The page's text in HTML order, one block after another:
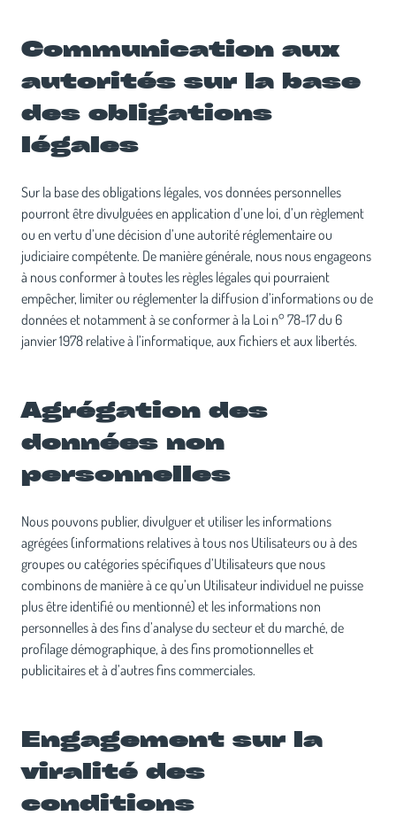
Communication aux
autorités sur la base
des obligations
légales
Sur la base des obligations légales, vos données personnelles
pourront être divulguées en application d’une loi, d’un règlement
ou en vertu d’une décision d’une autorité réglementaire ou
judiciaire compétente. De manière générale, nous nous engageons
à nous conformer à toutes les règles légales qui pourraient
empêcher, limiter ou réglementer la diffusion d’informations ou de
données et notamment à se conformer à la Loi n° 78-17 du 6
janvier 1978 relative à l’informatique, aux fichiers et aux libertés.
Agrégation des
données non
personnelles
Nous pouvons publier, divulguer et utiliser les informations
agrégées (informations relatives à tous nos Utilisateurs ou à des
groupes ou catégories spécifiques d’Utilisateurs que nous
combinons de manière à ce qu’un Utilisateur individuel ne puisse
plus être identifié ou mentionné) et les informations non
personnelles à des fins d’analyse du secteur et du marché, de
profilage démographique, à des fins promotionnelles et
publicitaires et à d’autres fins commerciales.
Engagement sur la
viralité des
conditions